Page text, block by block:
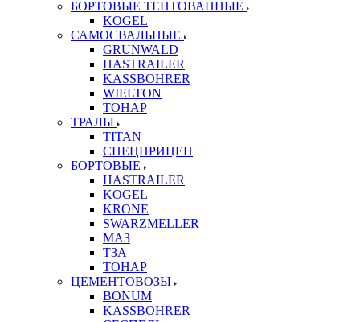
БОРТОВЫЕ ТЕНТОВАННЫЕ
KOGEL
САМОСВАЛЬНЫЕ
GRUNWALD
HASTRAILER
KASSBOHRER
WIELTON
ТОНАР
ТРАЛЫ
TITAN
СПЕЦПРИЦЕП
БОРТОВЫЕ
HASTRAILER
KOGEL
KRONE
SWARZMELLER
МАЗ
ТЗА
ТОНАР
ЦЕМЕНТОВОЗЫ
BONUM
KASSBOHRER